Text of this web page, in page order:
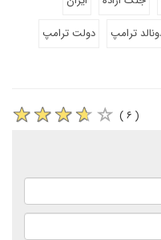
ترامپ دولت ترامپ
( ۶ )